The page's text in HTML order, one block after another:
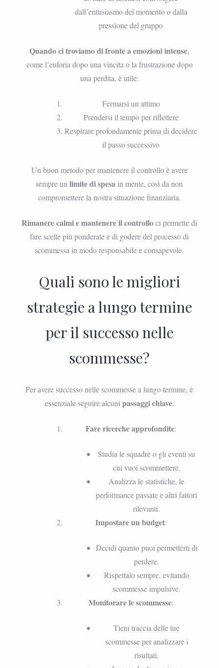
dall’entusiasmo del momento o dalla
pressione del gruppo
Quando ci troviamo di fronte a emozioni intense,
come l’euforia dopo una vincita o la frustrazione dopo
una perdita, è utile:
Fermarsi un attimo
Prendersi il tempo per riflettere
Respirare profondamente prima di decidere
il passo successivo
Un buon metodo per mantenere il controllo è avere
sempre unlimite di spesa in mente, così da non
compromettere la nostra situazione finanziaria.
Rimanere calmi e mantenere il controlloci permette di
fare scelte più ponderate e di godere del processo di
scommessa in modo responsabile e consapevole.
Quali sono le migliori
strategie a lungo termine
per il successo nelle
scommesse?
Per avere successo nelle scommesse a lungo termine, è
essenziale seguire alcuni passaggi chiave:
Fare ricerche approfondite:
Studia le squadre o gli eventi su
cui vuoi scommettere.
Analizza le statistiche, le
performance passate e altri fattori
rilevanti.
Impostare un budget:
Decidi quanto puoi permetterti di
perdere.
Rispettalo sempre, evitando
scommesse impulsive.
Monitorare le scommesse:
Tieni traccia delle tue
scommesse per analizzare i
risultati.